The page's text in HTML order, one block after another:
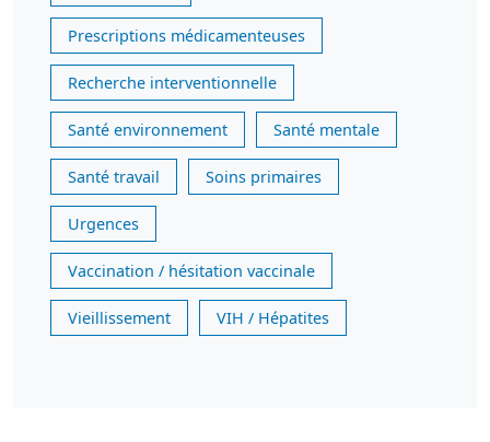
Prescriptions médicamenteuses
Recherche interventionnelle
Santé environnement Santé mentale
Santé travail Soins primaires
Urgences
Vaccination / hésitation vaccinale
Vieillissement VIH / Hépatites